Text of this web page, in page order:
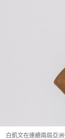
白凱文在連續兩屆亞